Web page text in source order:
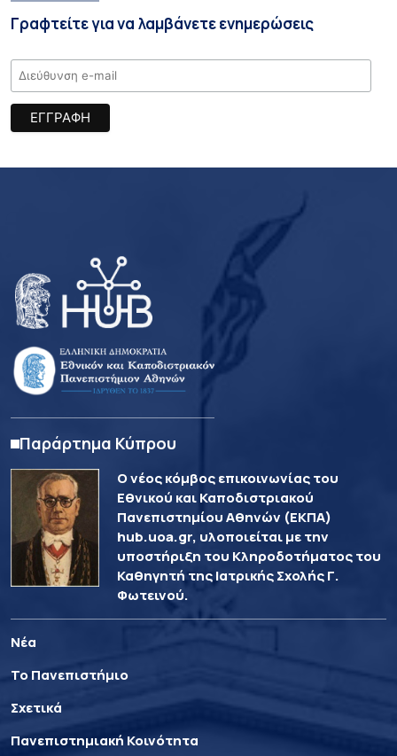
Γραφτείτε για να λαμβάνετε ενημερώσεις
Παράρτημα Κύπρου
Ο νέος κόμβος επικοινωνίας του
Εθνικού και Καποδιστριακού
Πανεπιστημίου Αθηνών (ΕΚΠΑ)
hub.uoa.gr, υλοποιείται με την
υποστήριξη του Κληροδοτήματος του
Καθηγητή της Ιατρικής Σχολής Γ.
Φωτεινού.
Νέα
Το Πανεπιστήμιο
Σχετικά
Πανεπιστημιακή Κοινότητα